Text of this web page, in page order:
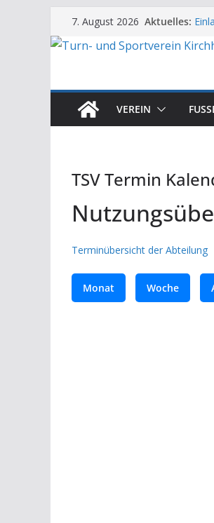
Zum
Inhalt
7. August 2026 Aktuelles:
VEREIN
TSV Termin
Terminübersicht der Abteilung
Monat Woche